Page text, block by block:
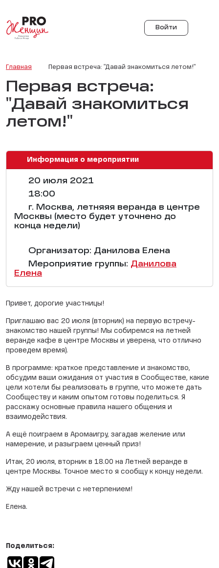
Войти
Главная Первая встреча: "Давай знакомиться летом!"
Первая встреча:
"Давай знакомиться
летом!"
Информация о мероприятии
20 июля 2021
18:00
г. Москва, летняяя веранда в центре
Москвы (место будет уточнено до
конца недели)
Организатор: Данилова Елена
Мероприятие группы: Данилова
Елена
Привет, дорогие участницы!
Приглашаю вас 20 июля (вторник) на первую встречу-
знакомство нашей группы! Мы собиремся на летней
веранде кафе в центре Москвы и уверена, что отлично
проведем время).
В программе: краткое представление и знакомство,
обсудим ваши ожидания от участия в Сообществе, какие
цели хотели бы реализовать в группе, что можете дать
Сообществу и каким опытом готовы поделиться. Я
расскажу основные правила нашего общения и
взаимодействия.
А ещё поиграем в Аромаигру, загадав желение или
намерение, и разыграем ценный приз!
Итак, 20 июля, вторник в 18.00 на Летней веранде в
центре Москвы. Точное место я сообщу к концу недели.
Жду нашей встречи с нетерпением!
Елена.
Поделиться: